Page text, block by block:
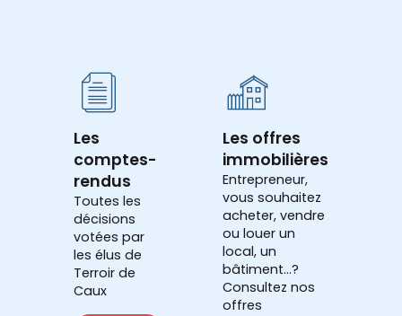
Les
comptes-
rendus
Toutes les
décisions
votées par
les élus de
Terroir de
Caux
Les offres
immobilières
Entrepreneur,
vous souhaitez
acheter, vendre
ou louer un
local, un
bâtiment...?
Consultez nos
offres